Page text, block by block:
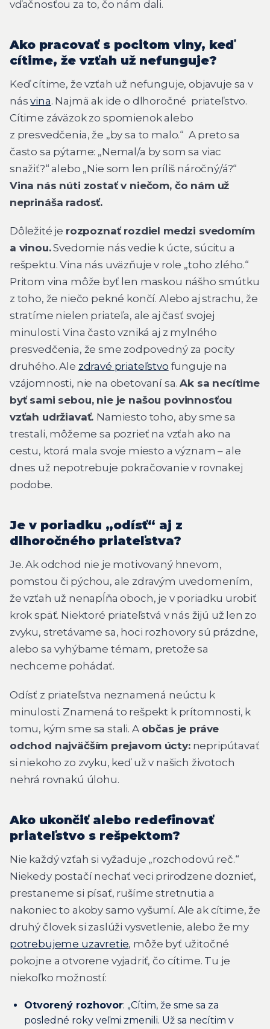
vďačnosťou za to, čo nám dali.
Ako pracovať s pocitom viny, keď
cítime, že vzťah už nefunguje?
Keď cítime, že vzťah už nefunguje, objavuje sa v
násvina. Najmä ak ide o dlhoročné priateľstvo.
Cítime záväzok zo spomienok alebo
z presvedčenia, že „by sa to malo.“ A preto sa
často sa pýtame: „Nemal/a by som sa viac
snažiť?“ alebo „Nie som len príliš náročný/á?“
Vina nás núti zostať v niečom, čo nám už
neprináša radosť.
Dôležité je rozpoznať rozdiel medzi svedomím
a vinou.Svedomie nás vedie k úcte, súcitu a
rešpektu. Vina nás uväzňuje v role „toho zlého.“
Pritom vina môže byť len maskou nášho smútku
z toho, že niečo pekné končí. Alebo aj strachu, že
stratíme nielen priateľa, ale aj časť svojej
minulosti. Vina často vzniká aj z mylného
presvedčenia, že sme zodpovedný za pocity
druhého. Ale zdravé priateľstvo funguje na
vzájomnosti, nie na obetovaní sa.Ak sa necítime
byť sami sebou, nie je našou povinnosťou
vzťah udržiavať. Namiesto toho, aby sme sa
trestali, môžeme sa pozrieť na vzťah ako na
cestu, ktorá mala svoje miesto a význam – ale
dnes už nepotrebuje pokračovanie v rovnakej
podobe.
Je v poriadku „odísť“ aj z
dlhoročného priateľstva?
Je. Ak odchod nie je motivovaný hnevom,
pomstou či pýchou, ale zdravým uvedomením,
že vzťah už nenapĺňa oboch, je v poriadku urobiť
krok späť. Niektoré priateľstvá v nás žijú už len zo
zvyku, stretávame sa, hoci rozhovory sú prázdne,
alebo sa vyhýbame témam, pretože sa
nechceme pohádať.
Odísť z priateľstva neznamená neúctu k
minulosti. Znamená to rešpekt k prítomnosti, k
tomu, kým sme sa stali. A občas je práve
odchod najväčším prejavom úcty:nepripútavať
si niekoho zo zvyku, keď už v našich životoch
nehrá rovnakú úlohu.
Ako ukončiť alebo redefinovať
priateľstvo s rešpektom?
Nie každý vzťah si vyžaduje „rozchodovú reč.“
Niekedy postačí nechať veci prirodzene doznieť,
prestaneme si písať, rušíme stretnutia a
nakoniec to akoby samo vyšumí. Ale ak cítime, že
druhý človek si zaslúži vysvetlenie, alebo že my
potrebujeme uzavretie, môže byť užitočné
pokojne a otvorene vyjadriť, čo cítime. Tu je
niekoľko možností:
Otvorený rozhovor: „Cítim, že sme sa za
posledné roky veľmi zmenili. Už sa necítim v